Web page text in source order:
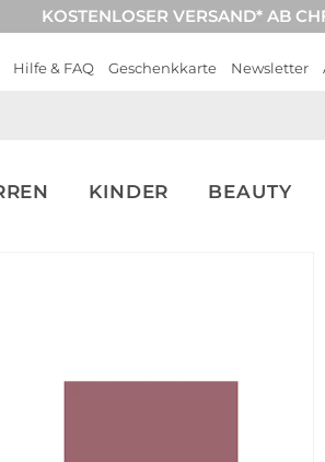
KOSTENLOSER VERSAND* AB
Hilfe & FAQ Geschenkkarte Newsletter
KINDER BEAUTY